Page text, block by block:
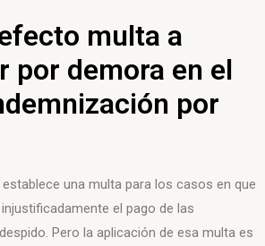
multa a
por demora en el
por
una multa para los casos en que
el pago de las
Pero la aplicación de esa multa es